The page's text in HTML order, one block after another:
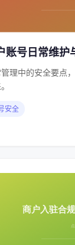
账号日常维护
管理中的安全要点
安全